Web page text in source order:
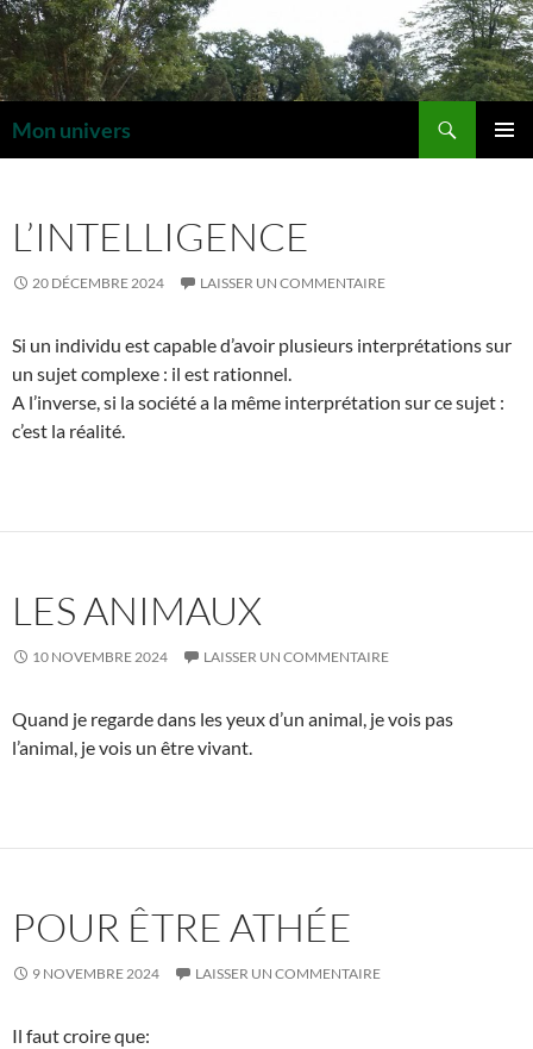
Aller
au
contenu
Mon univers
L’INTELLIGENCE
20 DÉCEMBRE 2024 LAISSER UN COMMENTAIRE
Si un individu est capable d’avoir plusieurs interprétations sur
un sujet complexe : il est rationnel.
A l’inverse, si la société a la même interprétation sur ce sujet :
c’est la réalité.
LES ANIMAUX
10 NOVEMBRE 2024 LAISSER UN COMMENTAIRE
Quand je regarde dans les yeux d’un animal, je vois pas
l’animal, je vois un être vivant.
POUR ÊTRE ATHÉE
9 NOVEMBRE 2024 LAISSER UN COMMENTAIRE
Il faut croire que: